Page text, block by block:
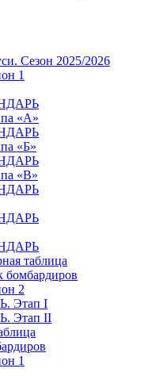
Сезон 2025/2026
1
«А»
«Б»
«В»
таблица
бомбардиров
2
Этап I
Этап II
1